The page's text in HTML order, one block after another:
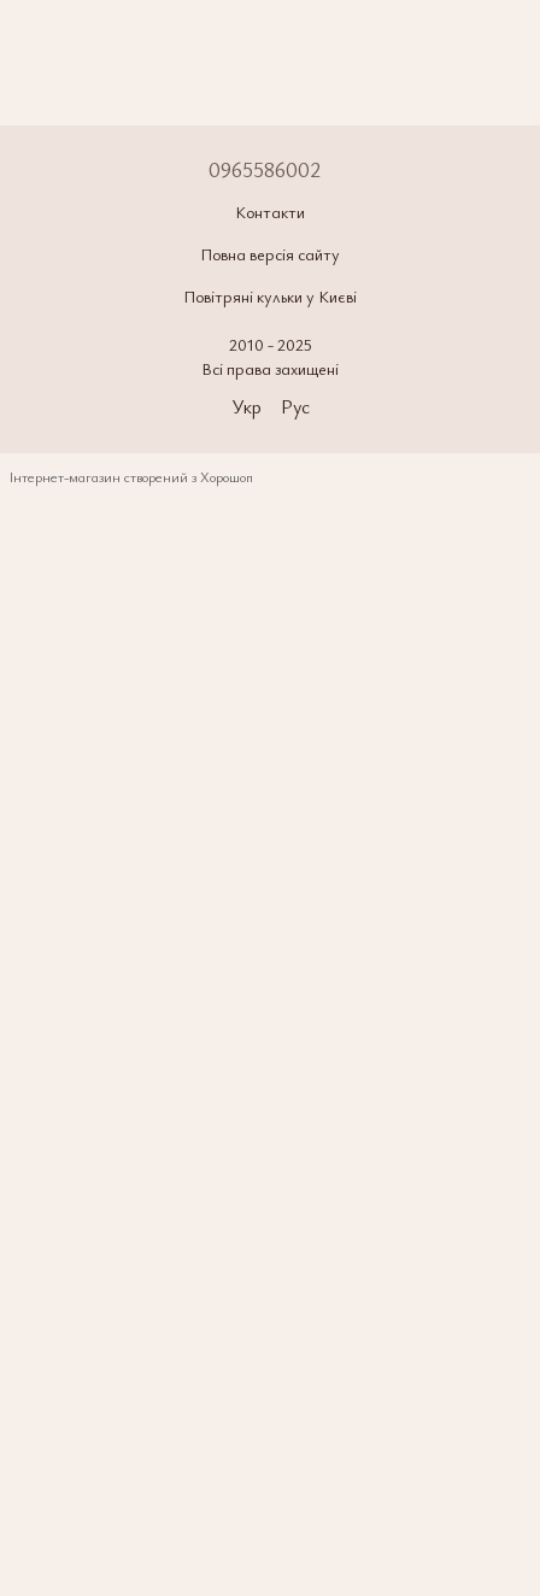
0965586002
Контакти
Повна версія сайту
Повітряні кульки у Києві
2010 - 2025
Всі права захищені
Укр Рус
Інтернет-магазин створений з Хорошоп